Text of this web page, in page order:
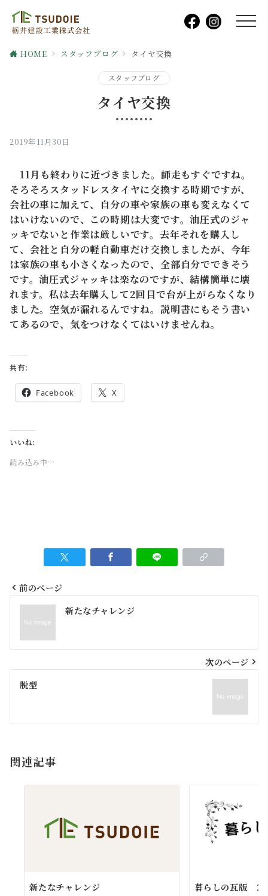
HOME スタッフブログ タイヤ交換
スタッフブログ
タイヤ交換
2019年11月30日
11月も終わりに近づきました。師走もすぐですね。
そろそろスタッドレスタイヤに交換する時期ですが、
会社の車に加えて、自分の車や家族の車も変えなくて
はいけないので、この時期は大変です。油圧式のジャ
ッキでないと作業は厳しいです。去年それを購入し
て、会社と自分の軽自動車だけ交換しましたが、今年
は家族の車も小さくなったので、全部自分でできそう
です。油圧式ジャッキは楽なのですが、結構簡単に壊
れます。私は去年購入して2回目で台が上がらなくなり
ました。空気が漏れるんですね。説明書にもそう書い
てあるので、気をつけなくてはいけませんね。
共有:
Facebook X
いいね:
読み込み中…
投
ナ
ビ
ゲ
シ
ン
前のページ
新たなチャレンジ
次のページ
脱型
関連記事
新たなチャレンジ 暮らしの瓦版